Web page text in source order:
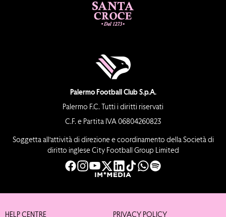
Palermo Football Club S.p.A.
Palermo F.C. Tutti i diritti riservati
C.F. e Partita IVA 06804260823
Soggetta all’attività di direzione e coordinamento della Società di
diritto inglese City Football Group Limited
HELP CENTRE PRIVACY POLICY